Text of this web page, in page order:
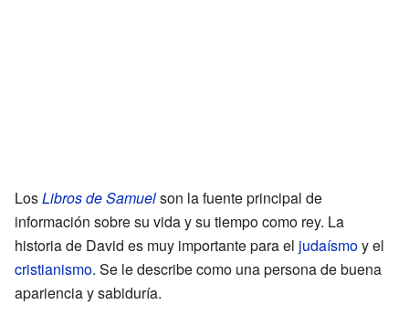
LosLibros de Samuelson la fuente principal de
información sobre su vida y su tiempo como rey. La
historia de David es muy importante para el judaísmoy el
cristianismo. Se le describe como una persona de buena
apariencia y sabiduría.